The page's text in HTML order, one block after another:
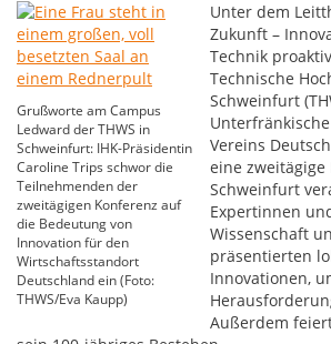
Grußworte am Campus
Ledward der THWS in
Schweinfurt: IHK-Präsidentin
Caroline Trips schwor die
Teilnehmenden der
zweitägigen Konferenz auf
die Bedeutung von
Innovation für den
Wirtschaftsstandort
Deutschland ein (Foto:
THWS/Eva Kaupp)
Unter dem
Zukunft –
Technik
Technische
Schweinfurt
Vereins
eine
Schweinfurt
Expertinnen
Wissenschaft
präsentierten
Innovationen,
Außerdem